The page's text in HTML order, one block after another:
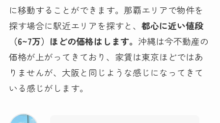
に移動することができます。那覇エリアで物件を
探す場合に駅近エリアを探すと、 都心に近い値段
（6~7万）ほどの価格はします。 沖縄は今不動産の
価格が上がってきており、家賃は東京ほどではあ
りませんが、大阪と同じような感じになってきて
いる感じがします。